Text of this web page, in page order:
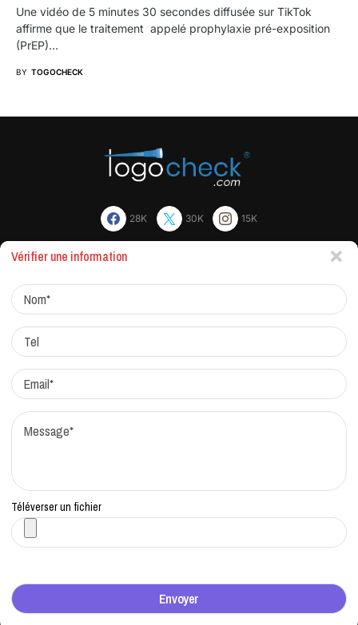
Une vidéo de 5 minutes 30 secondes diffusée sur TikTok
affirme que le traitement appelé prophylaxie pré-exposition
(PrEP)…
BY TOGOCHECK
28K 30K 15K
Actualites
Factchecking et règle de rédaction
Protocole de correction
Traitement des réclamations
Vérifier une information
Téléverser un fichier